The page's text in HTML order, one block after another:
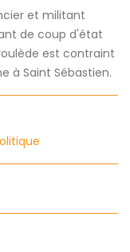
et militant
de coup d'état
est contraint
à Saint Sébastien.